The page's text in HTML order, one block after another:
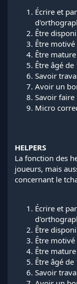
Écrire et
Être
Être motivé
Être mature
Être âgé
Savoir
Avoir un
Savoir faire
Micro
HELPERS
La fonction des
joueurs, mais
concernant le
Écrire et
Être
Être motivé
Être mature
Être âgé
Savoir